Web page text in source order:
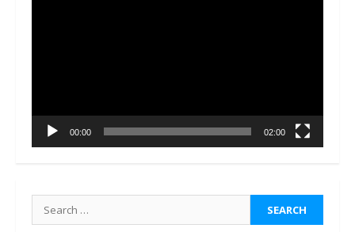
00:00 02:00
Search
for: